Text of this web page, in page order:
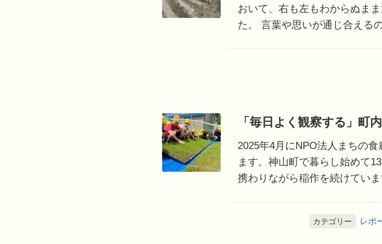
おいて、右も左もわからぬま
た。 言葉や思いが通じ合える
「毎日よく観察する」町
2025年4月にNPO法人まちの
ます。神山町で暮らし始めて
携わりながら稲作を続けてい
カテゴリー レポ